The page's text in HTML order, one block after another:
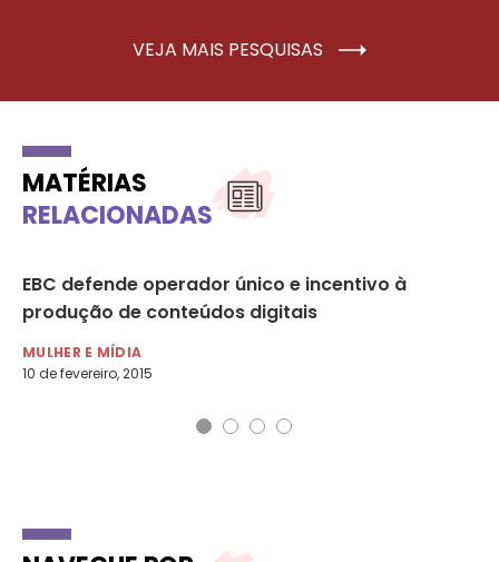
VEJA MAIS PESQUISAS
MATÉRIAS
RELACIONADAS
EBC defende operador único e incentivo à
produção de conteúdos digitais
MULHER E MÍDIA
10 de fevereiro, 2015